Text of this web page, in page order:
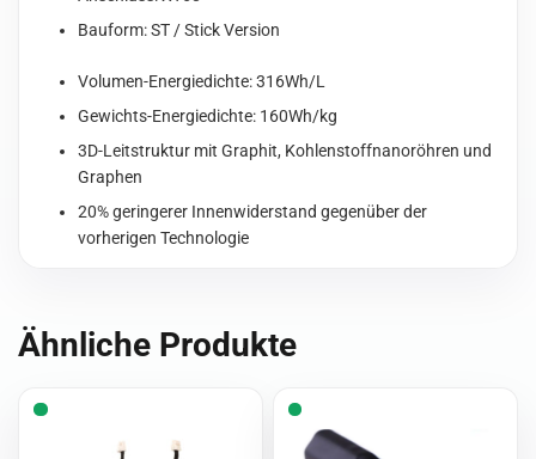
Bauform: ST / Stick Version
Volumen-Energiedichte: 316Wh/L
Gewichts-Energiedichte: 160Wh/kg
3D-Leitstruktur mit Graphit, Kohlenstoffnanoröhren und
Graphen
20% geringerer Innenwiderstand gegenüber der
vorherigen Technologie
Ähnliche Produkte